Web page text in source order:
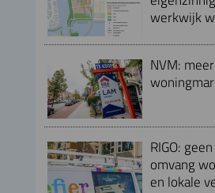
werkwijk
NVM:
RIGO:
omvang
en lokale